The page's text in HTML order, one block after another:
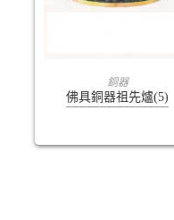
查看內容
銅器
佛具銅器祖先爐(5)